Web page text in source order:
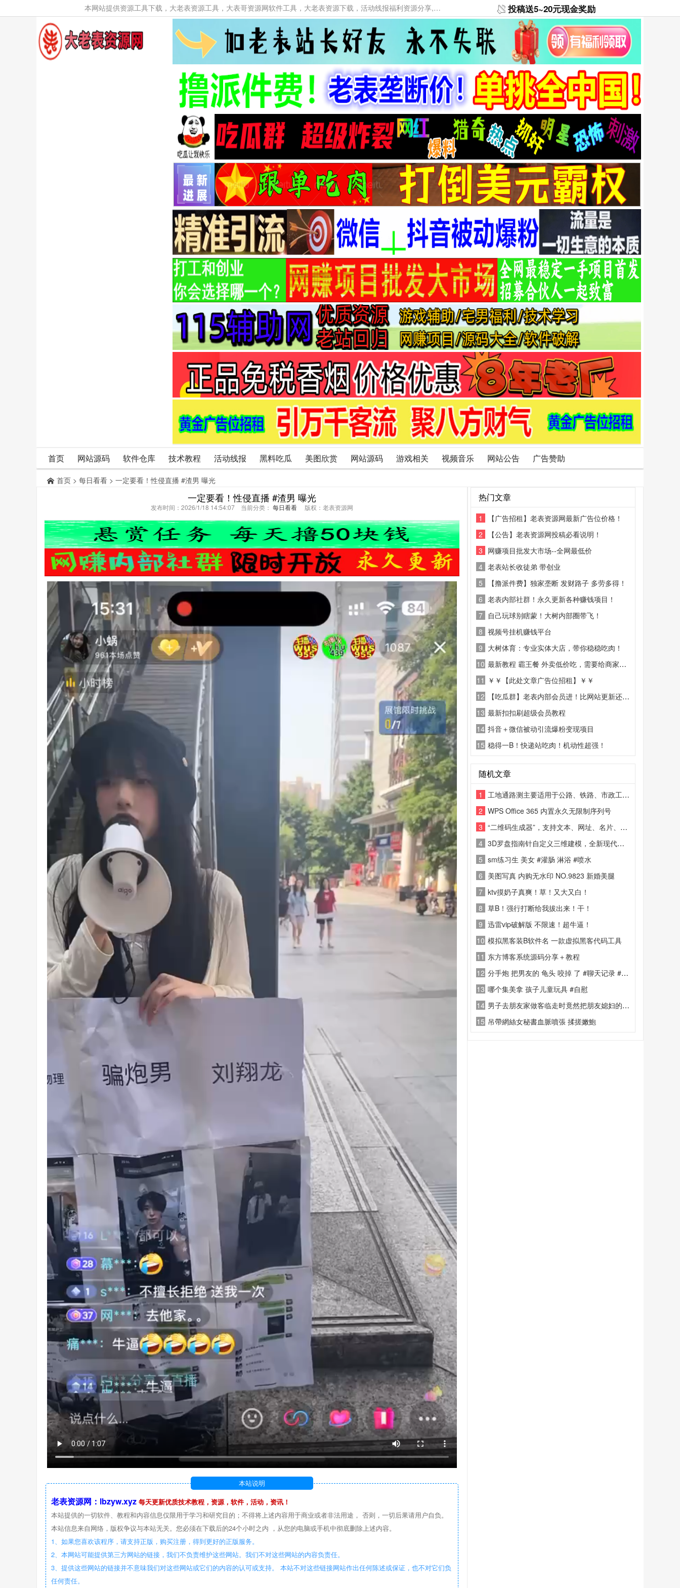
本网站提供资源工具下载，大老表资源工具，大表哥资源网软件工具，大老表资源下载，活动线报福利资源分享,活动线报，大型网游经典游戏，网络热门技术游戏辅助交流与分享。 投稿送5~20元现金奖励
首页 网站源码 软件仓库 技术教程 活动线报 黑料吃瓜 美图欣赏 网站源码 游戏相关 视频音乐 网站公告 广告赞助
首页 > 每日看看 > 一定要看！性侵直播 #渣男 曝光
一定要看！性侵直播 #渣男 曝光
发布时间：2026/1/18 14:54:07 当前分类： 每日看看 版权：老表资源网
本站说明
老表资源网：lbzyw.xyz 每天更新优质技术教程，资源，软件，活动，资讯！
本站提供的一切软件、教程和内容信息仅限用于学习和研究目的；不得将上述内容用于商业或者非法用途， 否则，一切后果请用户自负。
本站信息来自网络，版权争议与本站无关。您必须在下载后的24个小时之内 ，从您的电脑或手机中彻底删除上述内容。
1、如果您喜欢该程序，请支持正版，购买注册，得到更好的正版服务。
2、本网站可能提供第三方网站的链接，我们不负责维护这些网站。我们不对这些网站的内容负责任。
3、提供这些网站的链接并不意味我们对这些网站或它们的内容的认可或支持。 本站不对这些链接网站作出任何陈述或保证，也不对它们负
任何责任。
热门文章
1
【广告招租】老表资源网最新广告位价格！
2
【公告】老表资源网投稿必看说明！
3 网赚项目批发大市场--全网最低价
4 老表站长收徒弟 带创业
5
【撸派件费】独家垄断 发财路子 多劳多得！
6 老表内部社群！永久更新各种赚钱项目！
7 自己玩球别瞎蒙！大树内部圈带飞！
8 视频号挂机赚钱平台
9 大树体育：专业实体大店，带你稳稳吃肉！
10 最新教程 霸王餐 外卖低价吃，需要给商家好评
11 ￥￥【此处文章广告位招租】￥￥
12
【吃瓜群】老表内部会员进！比网站更新还精彩！
13 最新扣扣刷超级会员教程
14 抖音＋微信被动引流爆粉变现项目
15 稳得一B！快递站吃肉！机动性超强！
随机文章
1
工地通路测主要适用于公路、铁路、市政工程施工测量。
2 WPS Office 365 内置永久无限制序列号
3 “二维码生成器”，支持文本、网址、名片、图片等多格式内容一键转为二维码
4 3D罗盘指南针自定义三维建模，全新现代化设计理念专业打造的一款3维地理测算工具
5 sm练习生 美女 #灌肠 淋浴 #喷水
6 美图写真 内购无水印 NO.9823 新婚美腿
7 ktv摸奶子真爽！草！又大又白！
8 草B！强行打断给我拔出来！干！
9 迅雷vip破解版 不限速！超牛逼！
10 模拟黑客装B软件名 一款虚拟黑客代码工具
11 东方博客系统源码分享＋教程
12 分手炮 把男友的 龟头 咬掉 了 #聊天记录 #阉割 #虐鸡 分手炮
13 哪个集美拿 孩子儿童玩具 #自慰
14 男子去朋友家做客临走时竟然把朋友媳妇的#丝袜 偷走了 （偷走了干嘛 ？）#恋物 #原味
15 吊帶網絲女秘書血脈噴張 揉搓嫩鮑